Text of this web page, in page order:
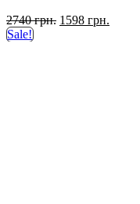
2740грн. Первоначальная
1598 грн.
Sale!